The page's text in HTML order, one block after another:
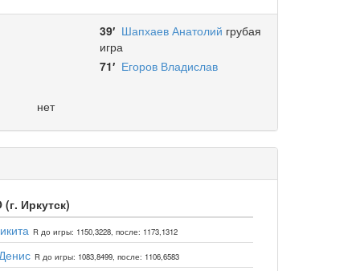
39′ Шапхаев Анатолий грубая
игра
71′ Егоров Владислав
нет
(г. Иркутск)
R до игры: 1150,3228, после: 1173,1312
R до игры: 1083,8499, после: 1106,6583